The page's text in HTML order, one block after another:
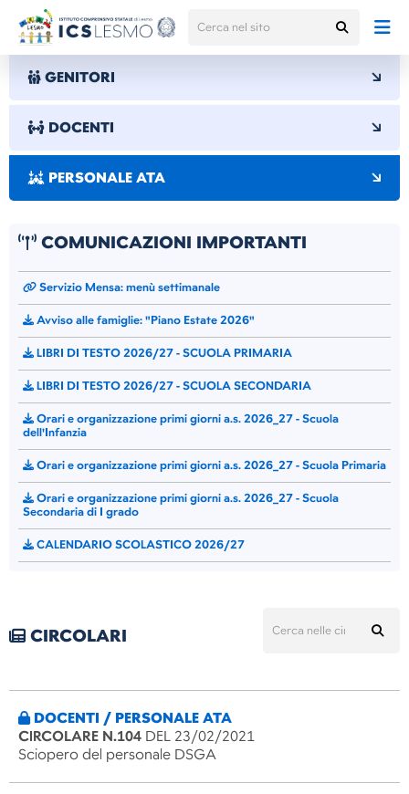
GENITORI
DOCENTI
PERSONALE ATA
COMUNICAZIONI IMPORTANTI
Servizio Mensa: menù settimanale
Avviso alle famiglie: "Piano Estate 2026"
LIBRI DI TESTO 2026/27 - SCUOLA PRIMARIA
LIBRI DI TESTO 2026/27 - SCUOLA SECONDARIA
Orari e organizzazione primi giorni a.s. 2026_27 - Scuola
dell'Infanzia
Orari e organizzazione primi giorni a.s. 2026_27 - Scuola Primaria
Orari e organizzazione primi giorni a.s. 2026_27 - Scuola
Secondaria di I grado
CALENDARIO SCOLASTICO 2026/27
CIRCOLARI
DOCENTI / PERSONALE ATA
CIRCOLARE N.104 DEL 23/02/2021
Sciopero del personale DSGA